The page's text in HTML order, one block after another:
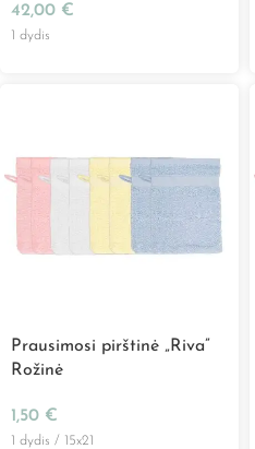
42,00 €
1 dydis
Prausimosi pirštinė „Riva”
Rožinė
1,50 €
1 dydis / 15x21